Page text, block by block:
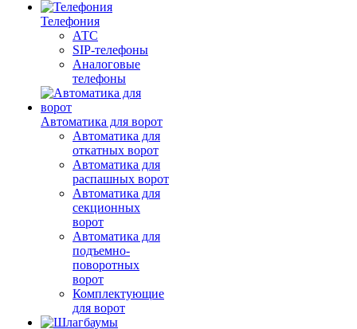
Телефония
АТС
SIP-телефоны
Аналоговые
телефоны
Автоматика для ворот
Автоматика для
откатных ворот
Автоматика для
распашных ворот
Автоматика для
секционных
ворот
Автоматика для
подъемно-
поворотных
ворот
Комплектующие
для ворот